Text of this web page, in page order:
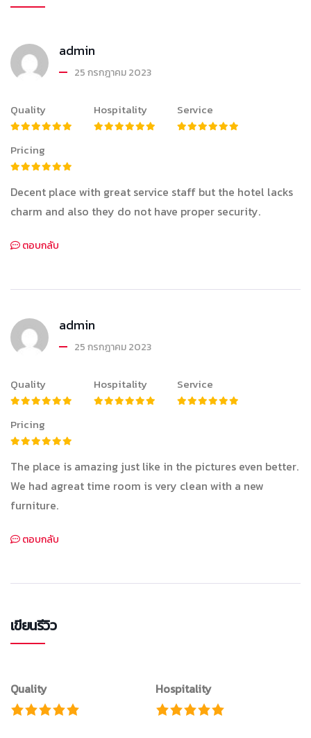
admin
25 กรกฎาคม 2023
Quality Hospitality Service
Pricing
Decent place with great service staff but the hotel lacks
charm and also they do not have proper security.
ตอบกลับ
admin
25 กรกฎาคม 2023
Quality Hospitality Service
Pricing
The place is amazing just like in the pictures even better.
We had agreat time room is very clean with a new
furniture.
ตอบกลับ
เขียนรีวิว
Quality Hospitality